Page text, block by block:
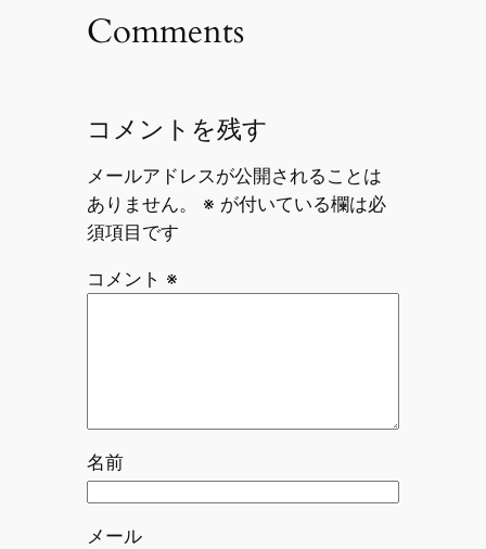
Comments
コメントを残す
メールアドレスが公開されることは
ありません。
※ が付いている欄は必
須項目です
コメント ※
名前
メール